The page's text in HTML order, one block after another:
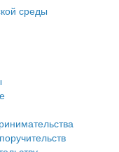
округа
учтенных
среды